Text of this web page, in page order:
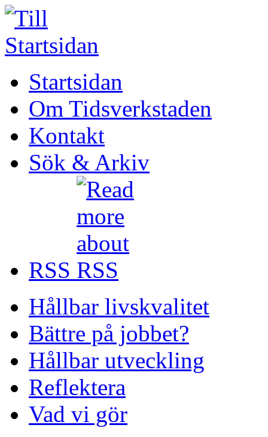
Startsidan
Om Tidsverkstaden
Kontakt
Sök & Arkiv
RSS
Hållbar livskvalitet
Bättre på jobbet?
Hållbar utveckling
Reflektera
Vad vi gör